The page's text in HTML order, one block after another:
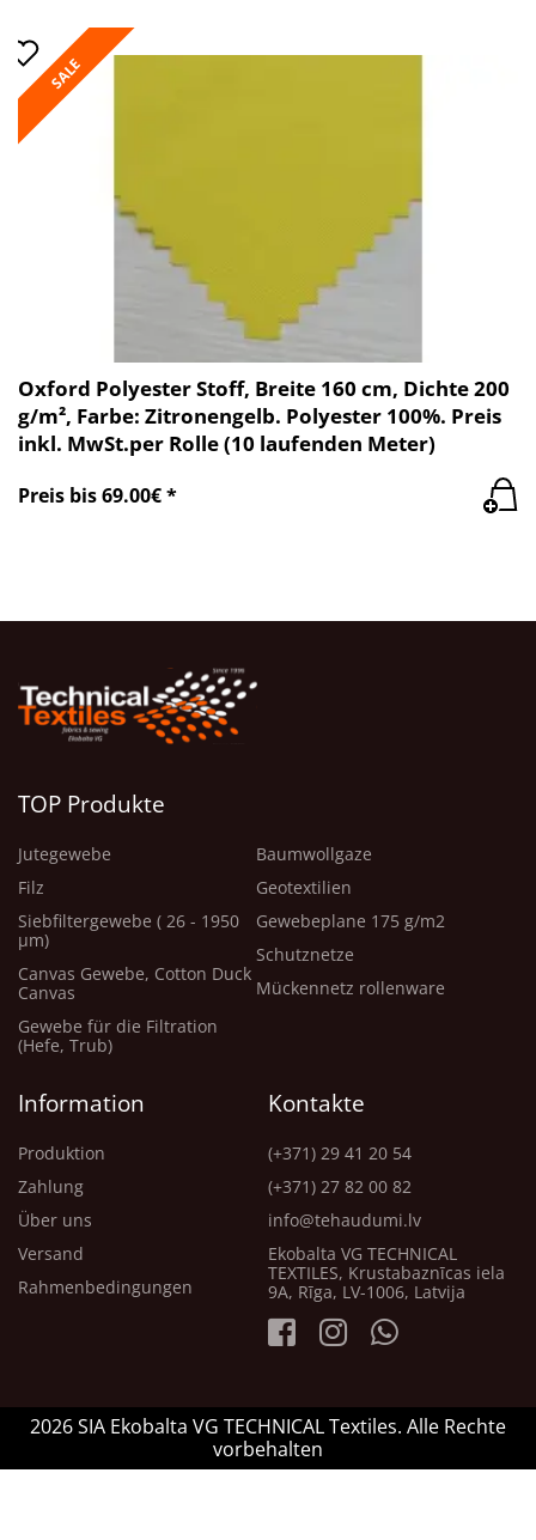
SALE
Oxford Polyester Stoff, Breite 160 cm, Dichte 200
g/m², Farbe: Zitronengelb. Polyester 100%. Preis
inkl. MwSt.per Rolle (10 laufenden Meter)
Preis bis 69.00€ *
TOP Produkte
Jutegewebe
Filz
Siebfiltergewebe ( 26 - 1950
μm)
Canvas Gewebe, Cotton Duck
Canvas
Gewebe für die Filtration
(Hefe, Trub)
Baumwollgaze
Geotextilien
Gewebeplane 175 g/m2
Schutznetze
Mückennetz rollenware
Information
Produktion
Zahlung
Über uns
Versand
Rahmenbedingungen
Kontakte
(+371) 29 41 20 54
(+371) 27 82 00 82
info@tehaudumi.lv
Ekobalta VG TECHNICAL
TEXTILES, Krustabaznīcas iela
9A, Rīga, LV-1006, Latvija
2026 SIA Ekobalta VG TECHNICAL Textiles. Alle Rechte
vorbehalten